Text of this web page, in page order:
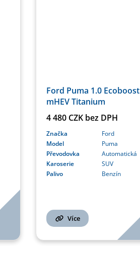
Ford Puma 1.0 Ecoboost
mHEV Titanium
4 480 CZK bez DPH
Značka
Ford
Model
Puma
Převodovka
Automatická
Karoserie
SUV
Palivo
Benzín
Více